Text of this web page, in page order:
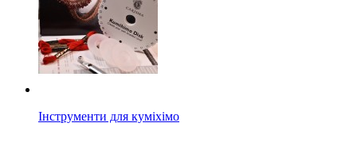
Інструменти для куміхімо